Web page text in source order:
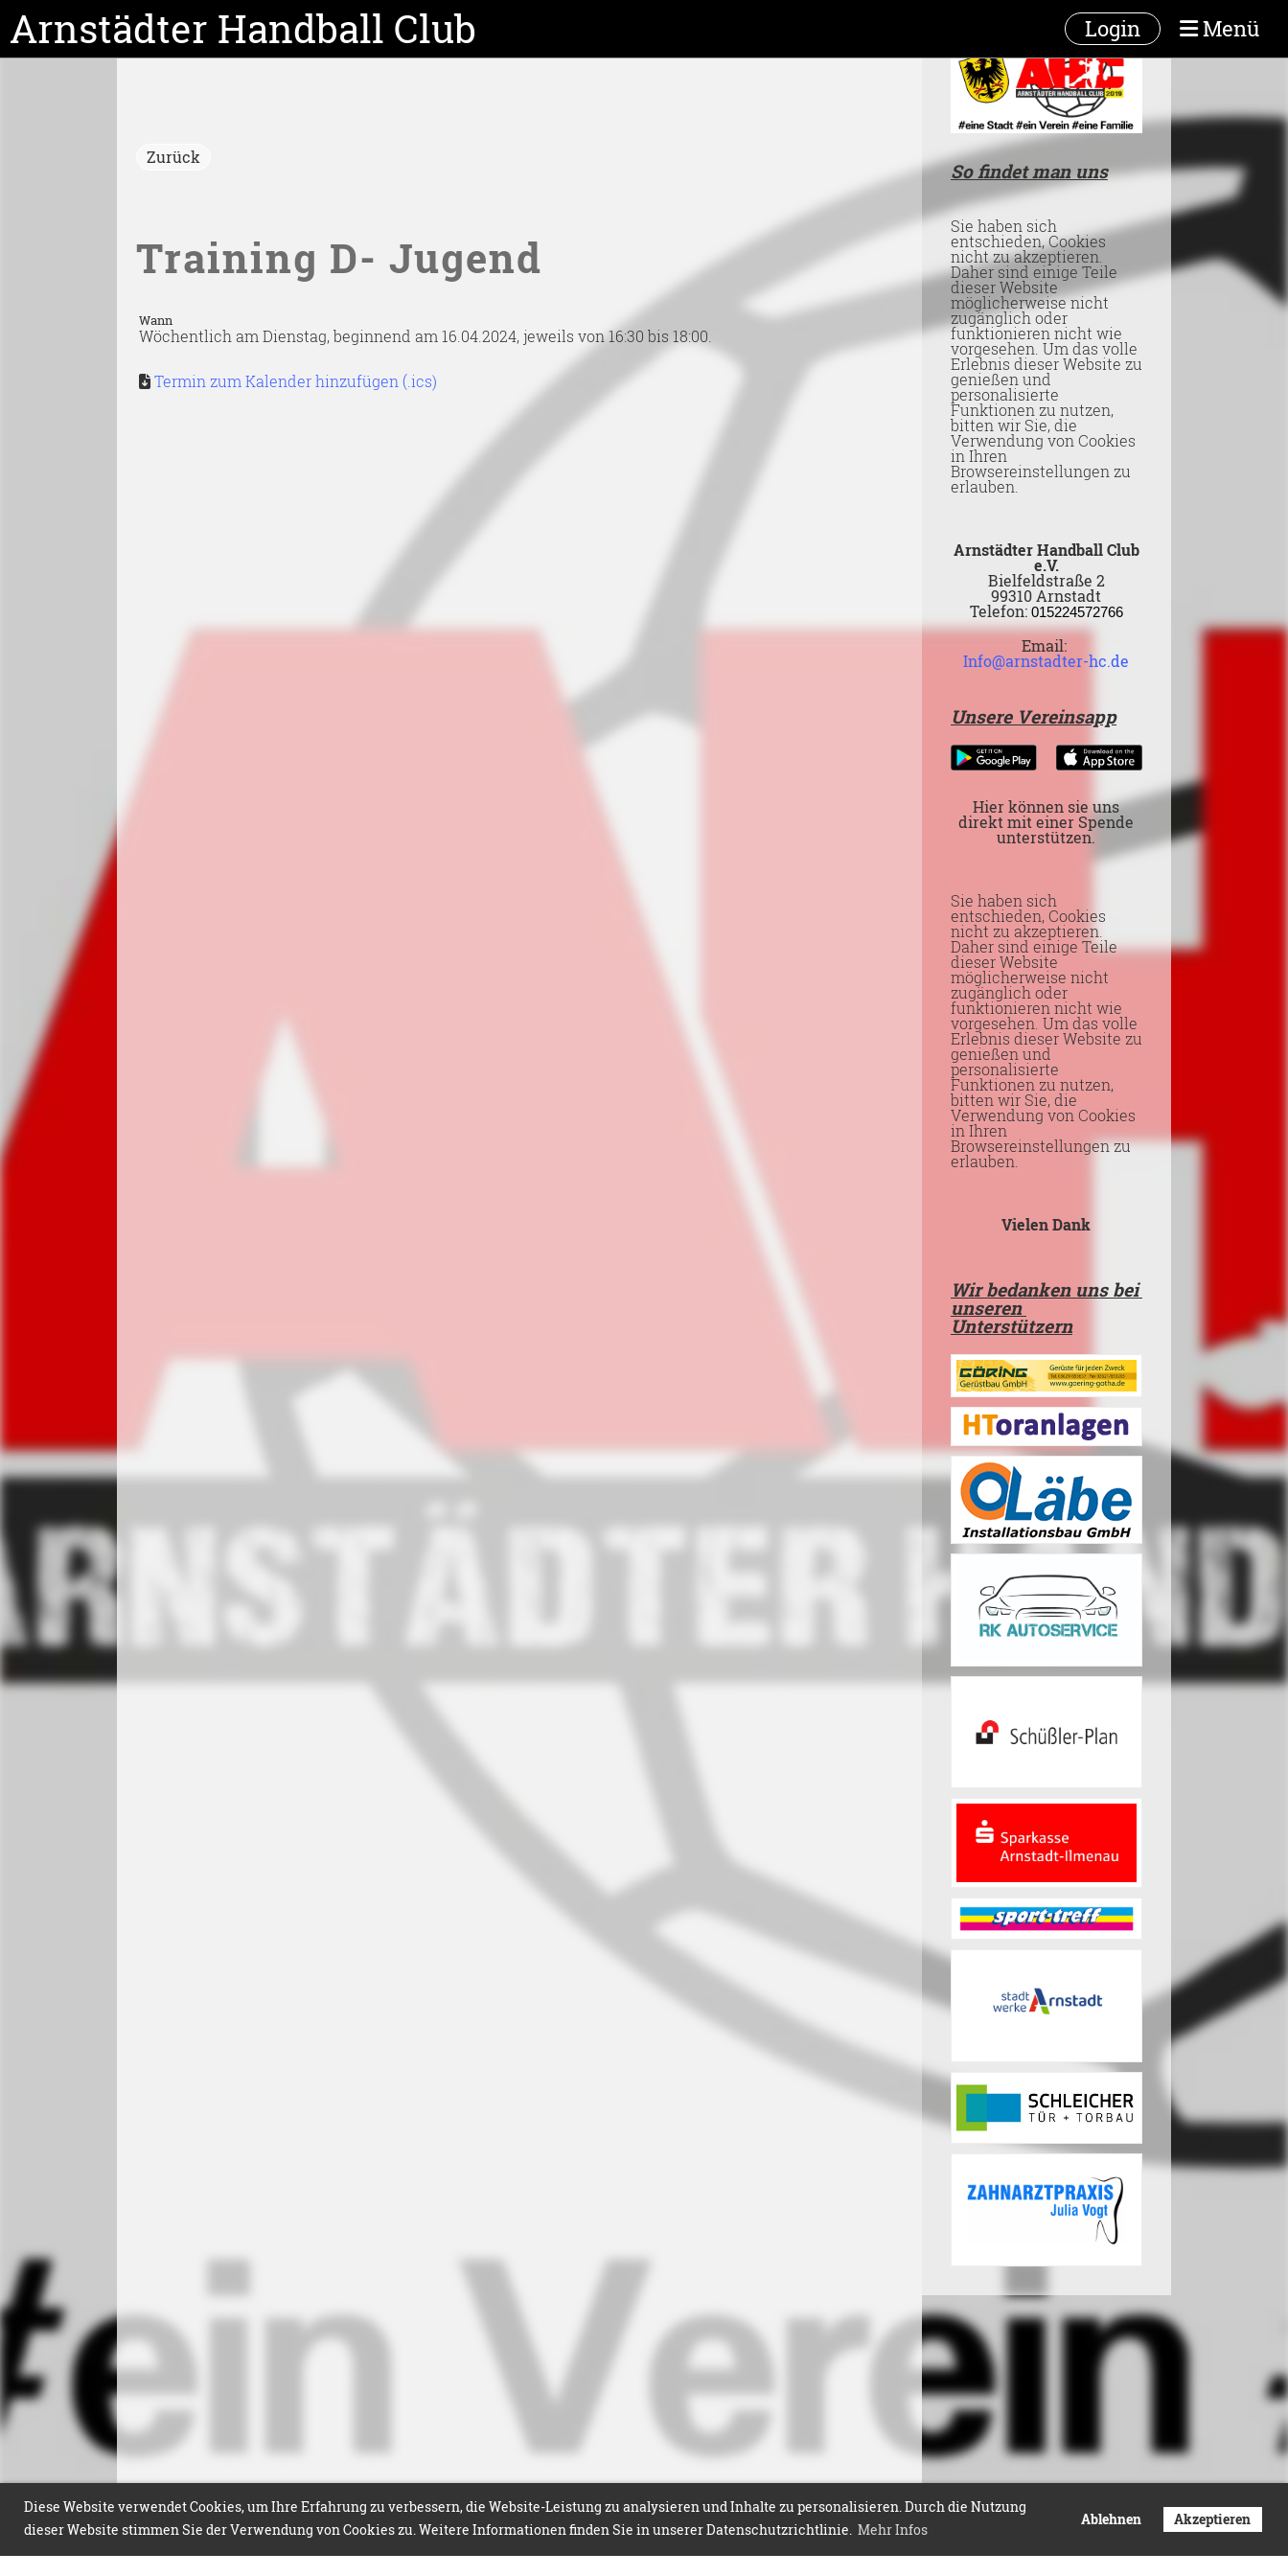
Diese Website verwendet Cookies, um Ihre Erfahrung zu verbessern, die Website-Leistung zu analysieren und Inhalte zu personalisieren. Durch die Nutzung
dieser Website stimmen Sie der Verwendung von Cookies zu. Weitere Informationen finden Sie in unserer Datenschutzrichtlinie. Mehr Infos
Ablehnen Akzeptieren
Arnstädter Handball Club Login Menü
Zurück
Training D- Jugend
Wann
Wöchentlich am Dienstag, beginnend am 16.04.2024, jeweils von 16:30 bis 18:00.
Termin zum Kalender hinzufügen (.ics)
So findet man uns
Sie haben sich
entschieden, Cookies
nicht zu akzeptieren.
Daher sind einige Teile
dieser Website
möglicherweise nicht
zugänglich oder
funktionieren nicht wie
vorgesehen. Um das volle
Erlebnis dieser Website zu
genießen und
personalisierte
Funktionen zu nutzen,
bitten wir Sie, die
Verwendung von Cookies
in Ihren
Browsereinstellungen zu
erlauben.
Arnstädter Handball Club
e.V.
Bielfeldstraße 2
99310 Arnstadt
Telefon: 015224572766
Email:
Info@arnstadter-hc.de
Unsere Vereinsapp
Hier können sie uns
direkt mit einer Spende
unterstützen.
Sie haben sich
entschieden, Cookies
nicht zu akzeptieren.
Daher sind einige Teile
dieser Website
möglicherweise nicht
zugänglich oder
funktionieren nicht wie
vorgesehen. Um das volle
Erlebnis dieser Website zu
genießen und
personalisierte
Funktionen zu nutzen,
bitten wir Sie, die
Verwendung von Cookies
in Ihren
Browsereinstellungen zu
erlauben.
Vielen Dank
Wir bedanken uns bei
unseren
Unterstützern